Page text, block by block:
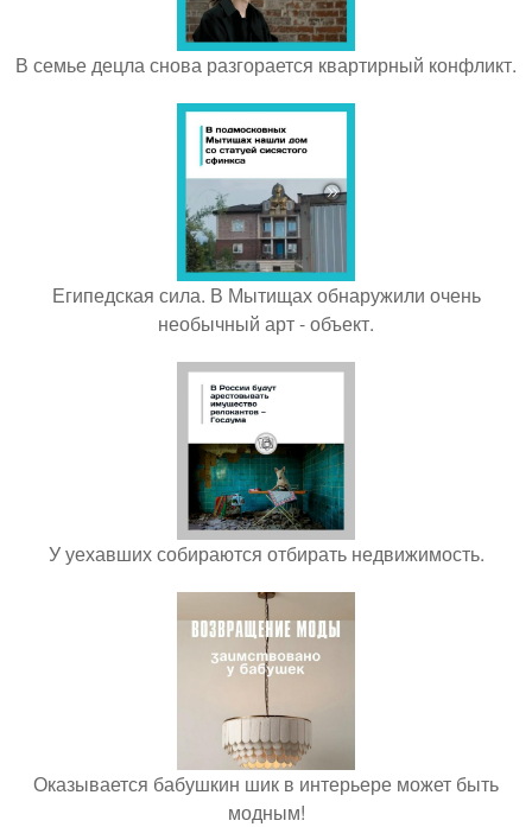
В семье децла снова разгорается квартирный конфликт.
Египедская сила. В Мытищах обнаружили очень
необычный арт - объект.
У уехавших собираются отбирать недвижимость.
Оказывается бабушкин шик в интерьере может быть
модным!